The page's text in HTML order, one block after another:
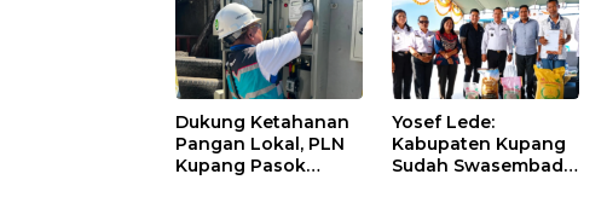
Dukung Ketahanan
Pangan Lokal, PLN
Kupang Pasok
Yosef Lede:
Kabupaten Kupang
Sudah Swasembada